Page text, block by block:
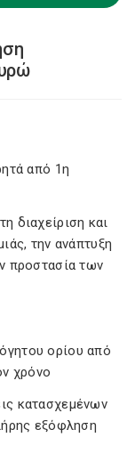
από 1η
διαχείριση και
την ανάπτυξη
προστασία των
ορίου από
χρόνο
κατασχεμένων
εξόφληση